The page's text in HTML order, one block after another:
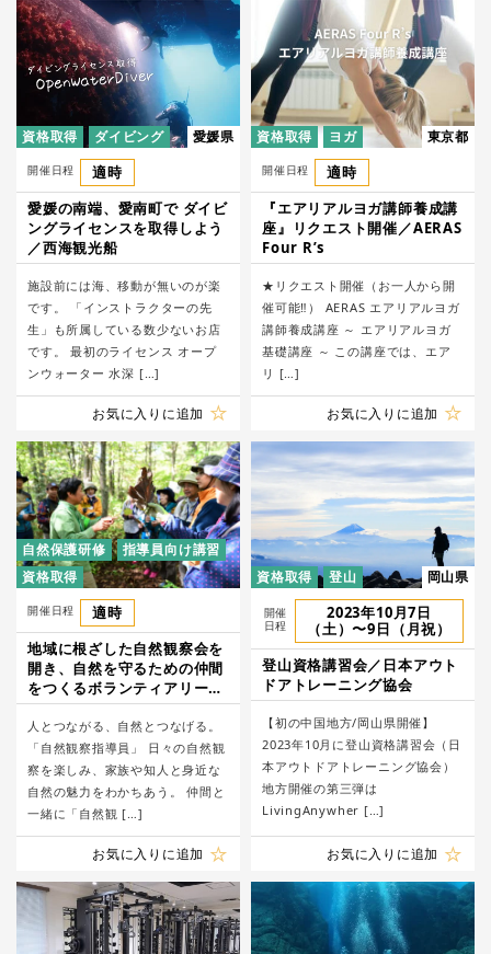
資格取得 ダイビング 愛媛県
開催日程
適時
愛媛の南端、愛南町で ダイビ
ングライセンスを取得しよう
／西海観光船
施設前には海、移動が無いのが楽
です。 「インストラクターの先
生」も所属している数少ないお店
です。 最初のライセンス オープ
ンウォーター 水深 […]
お気に入りに追加
資格取得 ヨガ 東京都
開催日程
適時
『エアリアルヨガ講師養成講
座』リクエスト開催／AERAS
Four R’s
​​★リクエスト開催（お一人から開
催可能‼） AERAS エアリアルヨガ
講師養成講座 ​～ エアリアルヨガ
基礎講座 ～ この講座では、エア
リ […]
お気に入りに追加
自然保護研修
指導員向け講習
資格取得
開催日程
適時
地域に根ざした自然観察会を
開き、自然を守るための仲間
をつくるボランティアリーダ
ー「自然観察指導員」／日本
自然保護協会
人とつながる、自然とつなげる。
「自然観察指導員」 日々の自然観
察を楽しみ、家族や知人と身近な
自然の魅力をわかちあう。 仲間と
一緒に「自然観 […]
お気に入りに追加
資格取得 登山 岡山県
開催
日程
2023年10月7日
（土）〜9日（月祝）
登山資格講習会／日本アウト
ドアトレーニング協会
【初の中国地方/岡山県開催】
2023年10月に登山資格講習会（日
本アウトドアトレーニング協会）
地方開催の第三弾は
LivingAnywher […]
お気に入りに追加